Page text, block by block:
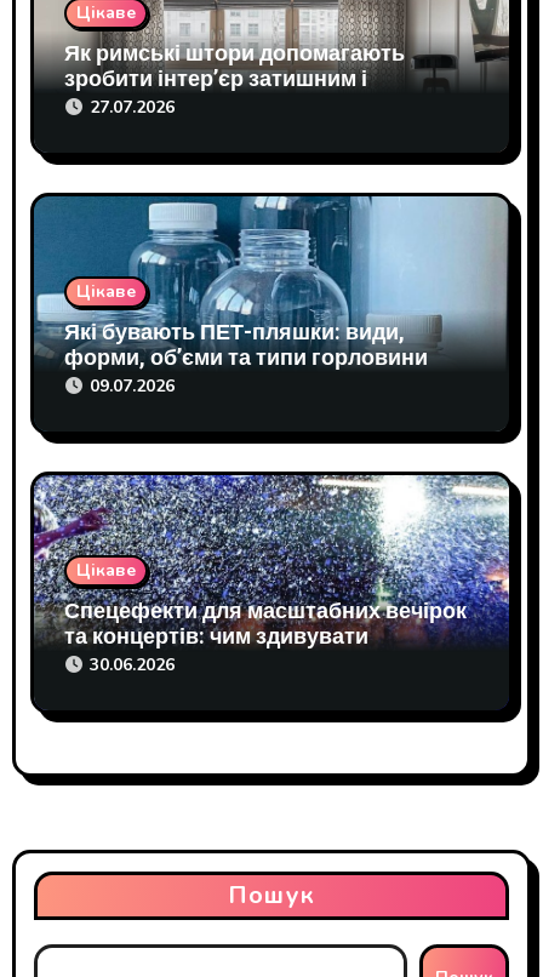
а
и
с
в
Цікаве
Як римські штори допомагають
зробити інтер’єр затишним і
практичним
27.07.2026
Цікаве
Які бувають ПЕТ-пляшки: види,
форми, об’єми та типи горловини
09.07.2026
Цікаве
Спецефекти для масштабних вечірок
та концертів: чим здивувати
сучасного глядача
30.06.2026
Пошук